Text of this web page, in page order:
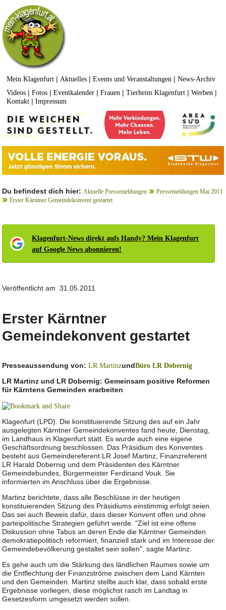
Mein Klagenfurt | Aktuelles |Events und Veranstaltungen |News-Archiv
Videos |Fotos |Eventkalender |Frauen |Tierheim Klagenfurt |Werben |
Kontakt |Impressum
Du befindest dich hier: Aktuelle Pressemeldungen
Pressemeldungen Mai 2011
Erster Kärntner Gemeindekonvent gestartet
Klagenfurt-News direkt aufs Handy? Mein Klagenfurt
auf Google News abonnieren!
Veröffentlicht am 31.05.2011
Erster Kärntner
Gemeindekonvent gestartet
Presseaussendung von:LR MartinzundBüro LR Dobernig
LR Martinz und LR Dobernig: Gemeinsam positive Reformen
für Kärntens Gemeinden erarbeiten
Klagenfurt (LPD). Die konstituierende Sitzung des auf ein Jahr
ausgelegten Kärntner Gemeindekonventes fand heute, Dienstag,
im Landhaus in Klagenfurt statt. Es wurde auch eine eigene
Geschäftsordnung beschlossen. Das Präsidium des Konventes
besteht aus Gemeindereferent LR Josef Martinz, Finanzreferent
LR Harald Dobernig und dem Präsidenten des Kärntner
Gemeindebundes, Bürgermeister Ferdinand Vouk. Sie
informierten im Anschluss über die Ergebnisse.
Martinz berichtete, dass alle Beschlüsse in der heutigen
konstituierenden Sitzung des Präsidiums einstimmig erfolgt seien.
Das sei auch Beweis dafür, dass dieser Konvent offen und ohne
parteipolitische Strategien geführt werde. "Ziel ist eine offene
Diskussion ohne Tabus an deren Ende die Kärntner Gemeinden
demokratiepolitisch reformiert, finanziell stark und im Interesse der
Gemeindebevölkerung gestaltet sein sollen", sagte Martinz.
Es gehe auch um die Stärkung des ländlichen Raumes sowie um
die Entflechtung der Finanzströme zwischen dem Land Kärnten
und den Gemeinden. Martinz stellte auch klar, dass sobald erste
Ergebnisse vorliegen, diese möglichst rasch im Landtag in
Gesetzesform umgesetzt werden sollen.